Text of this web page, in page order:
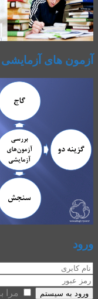
آزمون های آزمایشی
ورود
ورود به سیستم مرا